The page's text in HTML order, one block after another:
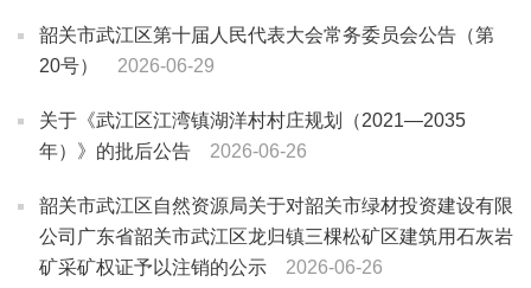
韶关市武江区第十届人民代表大会常务委员会公告（第
20号）
2026-06-29
关于《武江区江湾镇湖洋村村庄规划（2021—2035
年）》的批后公告
2026-06-26
韶关市武江区自然资源局关于对韶关市绿材投资建设有限
公司广东省韶关市武江区龙归镇三棵松矿区建筑用石灰岩
矿采矿权证予以注销的公示
2026-06-26